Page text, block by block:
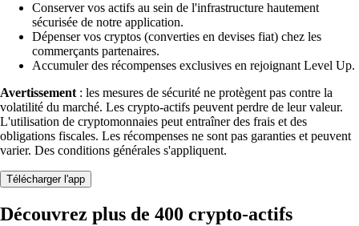
Conserver vos actifs au sein de l'infrastructure hautement
sécurisée de notre application.
Dépenser vos cryptos (converties en devises fiat) chez les
commerçants partenaires.
Accumuler des récompenses exclusives en rejoignant Level Up.
Avertissement : les mesures de sécurité ne protègent pas contre la
volatilité du marché. Les crypto-actifs peuvent perdre de leur valeur.
L'utilisation de cryptomonnaies peut entraîner des frais et des
obligations fiscales. Les récompenses ne sont pas garanties et peuvent
varier. Des conditions générales s'appliquent.
Télécharger l'app
Découvrez plus de 400 crypto-actifs